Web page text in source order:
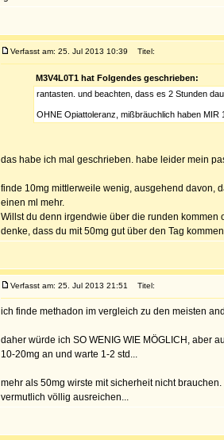
Verfasst am: 25. Jul 2013 10:39 Titel:
M3V4L0T1 hat Folgendes geschrieben:
rantasten. und beachten, dass es 2 Stunden
OHNE Opiattoleranz, mißbräuchlich haben MIR
das habe ich mal geschrieben. habe leider mein
finde 10mg mittlerweile wenig, ausgehend davon,
einen ml mehr.
Willst du denn irgendwie über die runden kommen
denke, dass du mit 50mg gut über den Tag
Verfasst am: 25. Jul 2013 21:51 Titel:
ich finde methadon im vergleich zu den meisten
daher würde ich SO WENIG WIE MÖGLICH, aber
10-20mg an und warte 1-2 std...
mehr als 50mg wirste mit sicherheit nicht
vermutlich völlig ausreichen...